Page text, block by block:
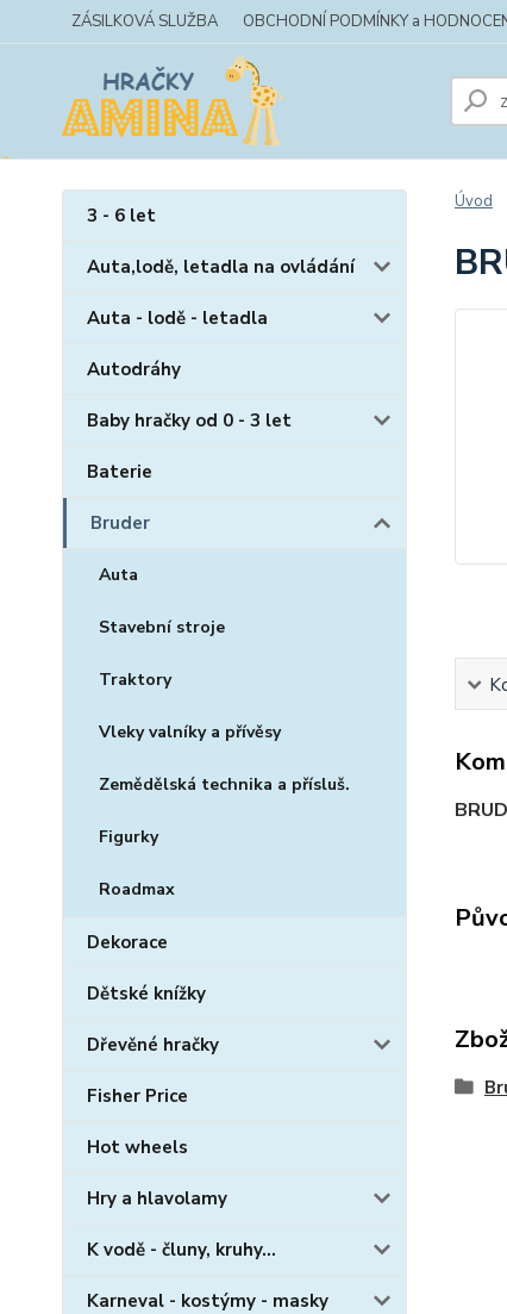
ZÁSILKOVÁ SLUŽBA OBCHODNÍ PODMÍNKY a
3 - 6 let
Auta,lodě, letadla na ovládání
Auta - lodě - letadla
Autodráhy
Baby hračky od 0 - 3 let
Baterie
Bruder
Auta
Stavební stroje
Traktory
Vleky valníky a přívěsy
Zemědělská technika a přísluš.
Figurky
Roadmax
Dekorace
Dětské knížky
Dřevěné hračky
Fisher Price
Hot wheels
Hry a hlavolamy
K vodě - čluny, kruhy...
Karneval - kostýmy - masky
Úvod